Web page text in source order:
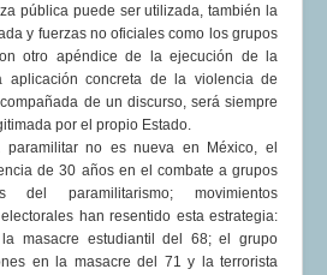
pública puede ser utilizada, también la
y fuerzas no oficiales como los grupos
otro apéndice de la ejecución de la
aplicación concreta de la violencia de
de un discurso, será siempre
por el propio Estado.
no es nueva en México, el
de 30 años en el combate a grupos
del paramilitarismo; movimientos
han resentido esta estrategia:
masacre estudiantil del 68; el grupo
en la masacre del 71 y la terrorista